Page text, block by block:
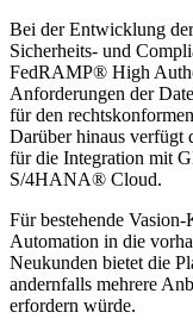
Bei der Entwicklung
Sicherheits- und
FedRAMP® High
Anforderungen der
für den
Darüber hinaus verfügt
für die Integration mit
S/4HANA® Cloud.
Für bestehende
Automation in die
Neukunden bietet die
andernfalls mehrere
erfordern würde.